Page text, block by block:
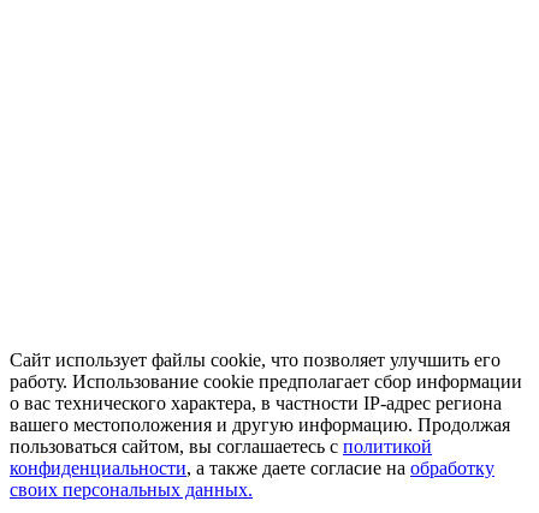
Сайт использует файлы cookie, что позволяет улучшить его
работу. Использование cookie предполагает сбор информации
о вас технического характера, в частности IP-адрес региона
вашего местоположения и другую информацию. Продолжая
пользоваться сайтом, вы соглашаетесь с политикой
конфиденциальности, а также даете согласие на обработку
своих персональных данных.